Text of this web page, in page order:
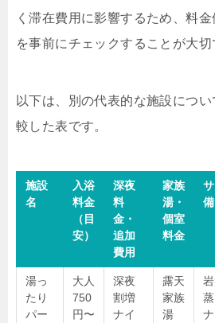
く滞在費用に影響するため、料
を事前にチェックすることが大切
以下は、別の代表的な施設につ
較した表です。
施設
名
入浴
料金
（目
安）
深夜
料
金・
追加
費用
家族
湯・
個室
料金
備
湯っ
たり
パー
大人
750
円〜
深夜
割増
ナイ
露天
家族
湯
岩